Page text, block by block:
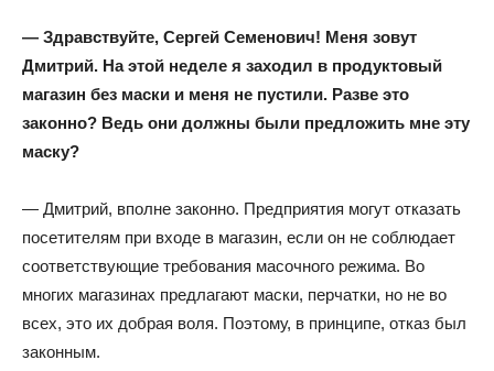
— Здравствуйте, Сергей Семенович! Меня зовут
Дмитрий. На этой неделе я заходил в продуктовый
магазин без маски и меня не пустили. Разве это
законно? Ведь они должны были предложить мне эту
маску?
— Дмитрий, вполне законно. Предприятия могут отказать
посетителям при входе в магазин, если он не соблюдает
соответствующие требования масочного режима. Во
многих магазинах предлагают маски, перчатки, но не во
всех, это их добрая воля. Поэтому, в принципе, отказ был
законным.